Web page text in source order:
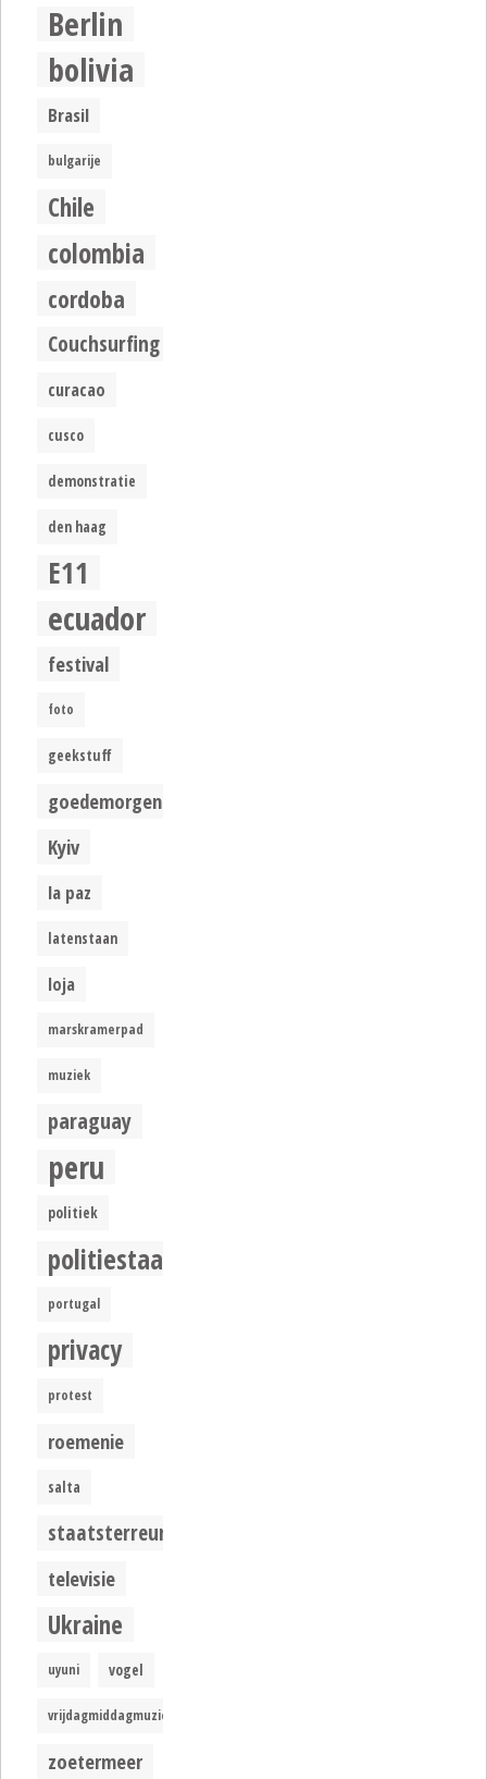
Berlin
bolivia
Brasil
bulgarije
Chile
colombia
cordoba
Couchsurfing
curacao
cusco
demonstratie
den haag
E11
ecuador
festival
foto
geekstuff
goedemorgen
Kyiv
la paz
latenstaan
loja
marskramerpad
muziek
paraguay
peru
politiek
politiestaat
portugal
privacy
protest
roemenie
salta
staatsterreur
televisie
Ukraine
uyuni vogel
vrijdagmiddagmuziek
zoetermeer